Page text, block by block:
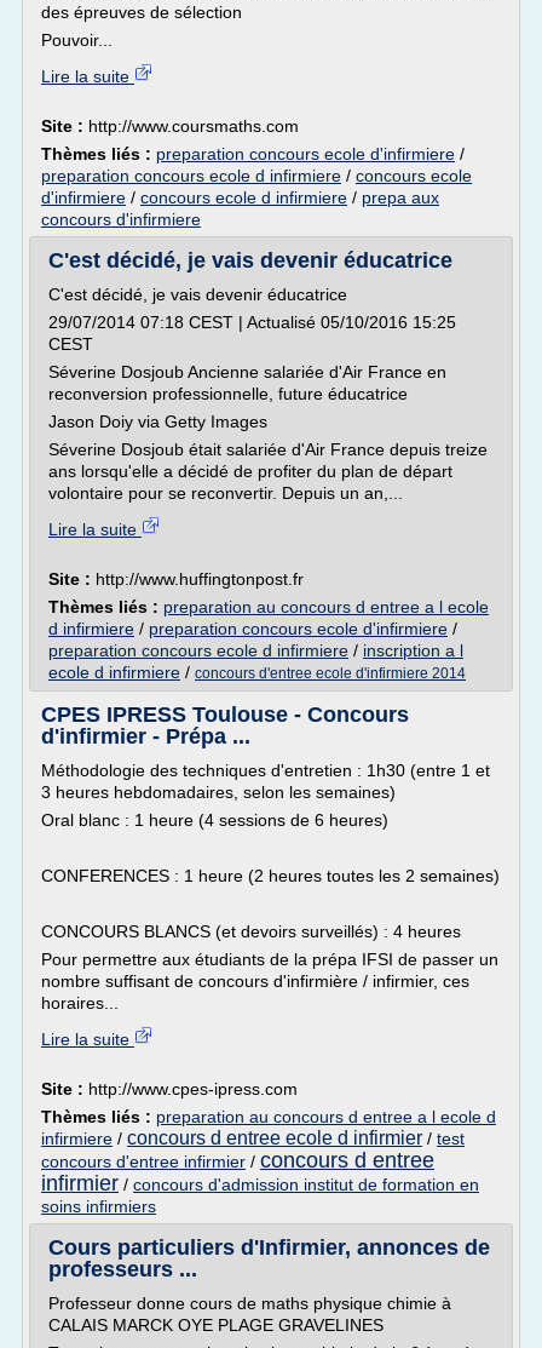
des épreuves de sélection
Pouvoir...
Lire la suite
Site : http://www.coursmaths.com
Thèmes liés : preparation concours ecole d'infirmiere /
preparation concours ecole d infirmiere / concours ecole
d'infirmiere / concours ecole d infirmiere / prepa aux
concours d'infirmiere
C'est décidé, je vais devenir éducatrice
C'est décidé, je vais devenir éducatrice
29/07/2014 07:18 CEST | Actualisé 05/10/2016 15:25
CEST
Séverine Dosjoub Ancienne salariée d'Air France en
reconversion professionnelle, future éducatrice
Jason Doiy via Getty Images
Séverine Dosjoub était salariée d'Air France depuis treize
ans lorsqu'elle a décidé de profiter du plan de départ
volontaire pour se reconvertir. Depuis un an,...
Lire la suite
Site : http://www.huffingtonpost.fr
Thèmes liés : preparation au concours d entree a l ecole
d infirmiere / preparation concours ecole d'infirmiere /
preparation concours ecole d infirmiere / inscription a l
ecole d infirmiere / concours d'entree ecole d'infirmiere 2014
CPES IPRESS Toulouse - Concours
d'infirmier - Prépa ...
Méthodologie des techniques d'entretien : 1h30 (entre 1 et
3 heures hebdomadaires, selon les semaines)
Oral blanc : 1 heure (4 sessions de 6 heures)
CONFERENCES : 1 heure (2 heures toutes les 2 semaines)
CONCOURS BLANCS (et devoirs surveillés) : 4 heures
Pour permettre aux étudiants de la prépa IFSI de passer un
nombre suffisant de concours d'infirmière / infirmier, ces
horaires...
Lire la suite
Site : http://www.cpes-ipress.com
Thèmes liés : preparation au concours d entree a l ecole d
infirmiere / concours d entree ecole d infirmier / test
concours d'entree infirmier / concours d entree
infirmier / concours d'admission institut de formation en
soins infirmiers
Cours particuliers d'Infirmier, annonces de
professeurs ...
Professeur donne cours de maths physique chimie à
CALAIS MARCK OYE PLAGE GRAVELINES